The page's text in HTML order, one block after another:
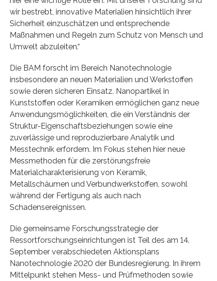
wir bestrebt, innovative Materialien hinsichtlich ihrer
Sicherheit einzuschätzen und entsprechende
Maßnahmen und Regeln zum Schutz von Mensch und
Umwelt abzuleiten.“
Die BAM forscht im Bereich Nanotechnologie
insbesondere an neuen Materialien und Werkstoffen
sowie deren sicheren Einsatz. Nanopartikel in
Kunststoffen oder Keramiken ermöglichen ganz neue
Anwendungsmöglichkeiten, die ein Verständnis der
Struktur-Eigenschaftsbeziehungen sowie eine
zuverlässige und reproduzierbare Analytik und
Messtechnik erfordern. Im Fokus stehen hier neue
Messmethoden für die zerstörungsfreie
Materialcharakterisierung von Keramik,
Metallschäumen und Verbundwerkstoffen, sowohl
während der Fertigung als auch nach
Schadensereignissen.
Die gemeinsame Forschungsstrategie der
Ressortforschungseinrichtungen ist Teil des am 14.
September verabschiedeten Aktionsplans
Nanotechnologie 2020 der Bundesregierung. In ihrem
Mittelpunkt stehen Mess- und Prüfmethoden sowie